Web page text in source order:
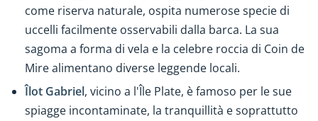
come riserva naturale, ospita numerose specie di
uccelli facilmente osservabili dalla barca. La sua
sagoma a forma di vela e la celebre roccia di Coin de
Mire alimentano diverse leggende locali.
Îlot Gabriel, vicino a l'Île Plate, è famoso per le sue
spiagge incontaminate, la tranquillità e soprattutto